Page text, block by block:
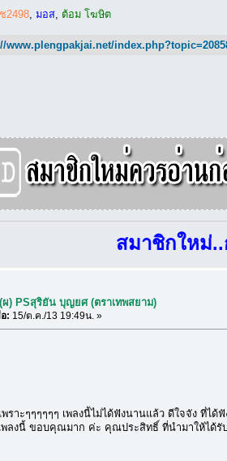
2498 มอส ต้อม โฆษิต
www.plengpakjai.net/
สมาชิกใหม่..ก่อ
ผ) PSสุริยัน บุญยศ (ตราเทพสยาม)
: 15/ต.ค./13 19:49น. »
เพราะๆๆๆๆๆๆ เพลงนี้ไม่ได้ฟังนานแล้ว ดีใจจัง ที่ได้
พลงนี้ ขอบคุณมาก ค่ะ คุณประสิทธิ์ ที่นำมาให้ได้รั